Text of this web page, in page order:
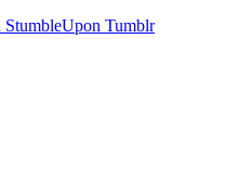
StumbleUpon Tumblr